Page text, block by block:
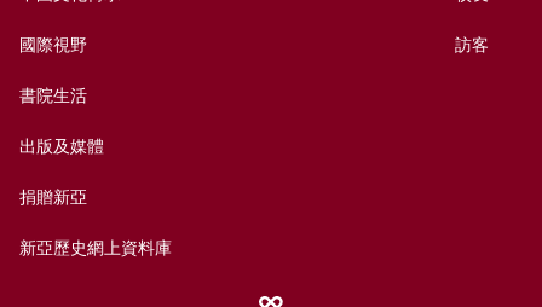
國際視野
書院生活
出版及媒體
捐贈新亞
新亞歷史網上資料庫
訪客